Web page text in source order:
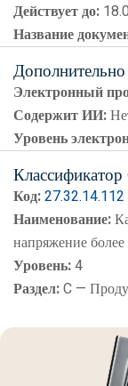
Действует до:
Название
Дополнительно
Электронный
Содержит ИИ:
Уровень
Код:27.32.14.112
Наименование:
напряжение
Уровень:4
Раздел:C —